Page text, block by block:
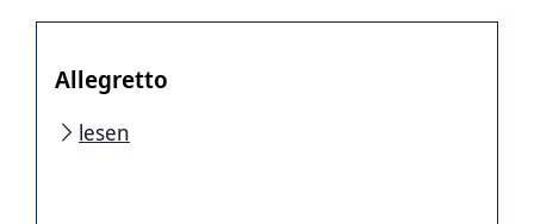
Allegretto
lesen